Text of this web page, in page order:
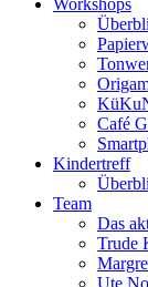
Workshops
Café
Kindertreff
Team
Das
Trude
Ute